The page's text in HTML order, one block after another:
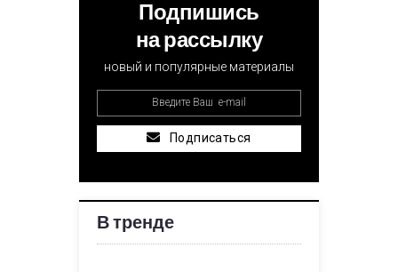
Подпишись
на рассылку
новый и популярные материалы
Подписаться
В тренде